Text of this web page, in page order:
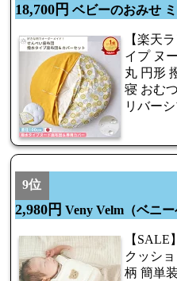
18,700円 ベビーのおみせ
【楽天
イプ ヌ
丸 円形
寝 おむ
リバー
9位
2,980円 Veny Velm（ベニー
【
クッシ
柄 簡単